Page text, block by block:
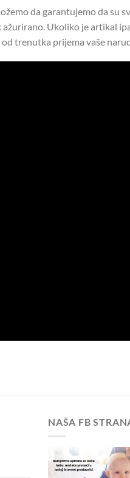
da garantujemo da su
ažurirano. Ukoliko je artikal
trenutka prijema vaše
NAŠA FB